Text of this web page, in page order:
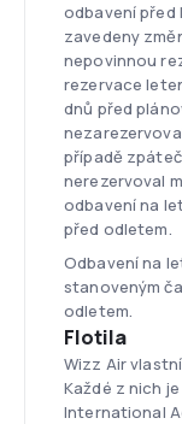
odbavení před
zavedeny
nepovinnou
rezervace
dnů před
případě
nerezervoval
odbavení na
před odletem.
Odbavení na
stanoveným
odletem.
Flotila
Wizz Air
Každé z nich
International